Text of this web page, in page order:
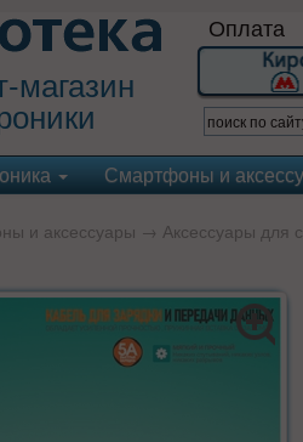
магазин
Оплата
Смартфоны и
и аксессуары → Аксессуары для